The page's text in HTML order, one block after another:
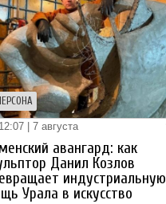
ПЕРСОНА
12:07 | 7 августа
авангард: как
Данил Козлов
индустриальную
Урала в искусство